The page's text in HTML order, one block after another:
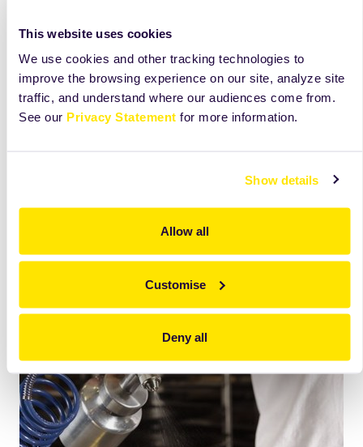
This website uses cookies
We use cookies and other tracking technologies to
improve the browsing experience on our site, analyze site
traffic, and understand where our audiences come from.
See our Privacy Statement for more information.
Show details
Allow all
Customise
Deny all
řada CARLO®: Emulze rostliného oleje s vodou
řada Ovam : Speciální olej s odolností vůči oxidaci
Všechny naše odlučovače naleznete v sekci: